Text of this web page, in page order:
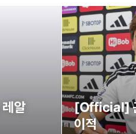
레알
[Official]
이적